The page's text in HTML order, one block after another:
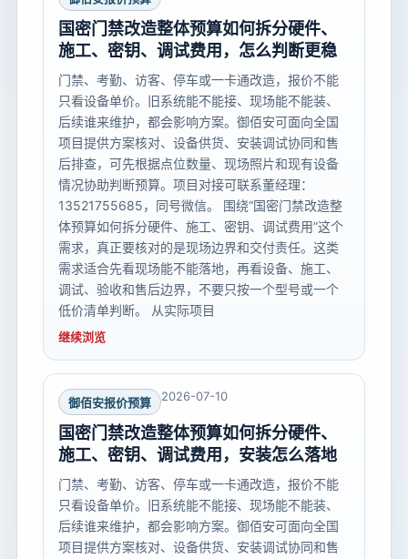
国密门禁改造整体预算如何拆分硬件、
施工、密钥、调试费用，怎么判断更稳
门禁、考勤、访客、停车或一卡通改造，报价不能
只看设备单价。旧系统能不能接、现场能不能装、
后续谁来维护，都会影响方案。御佰安可面向全国
项目提供方案核对、设备供货、安装调试协同和售
后排查，可先根据点位数量、现场照片和现有设备
情况协助判断预算。项目对接可联系董经理：
13521755685，同号微信。 围绕“国密门禁改造整
体预算如何拆分硬件、施工、密钥、调试费用”这个
需求，真正要核对的是现场边界和交付责任。这类
需求适合先看现场能不能落地，再看设备、施工、
调试、验收和售后边界，不要只按一个型号或一个
低价清单判断。 从实际项目
继续浏览
御佰安报价预算 2026-07-10
国密门禁改造整体预算如何拆分硬件、
施工、密钥、调试费用，安装怎么落地
门禁、考勤、访客、停车或一卡通改造，报价不能
只看设备单价。旧系统能不能接、现场能不能装、
后续谁来维护，都会影响方案。御佰安可面向全国
项目提供方案核对、设备供货、安装调试协同和售